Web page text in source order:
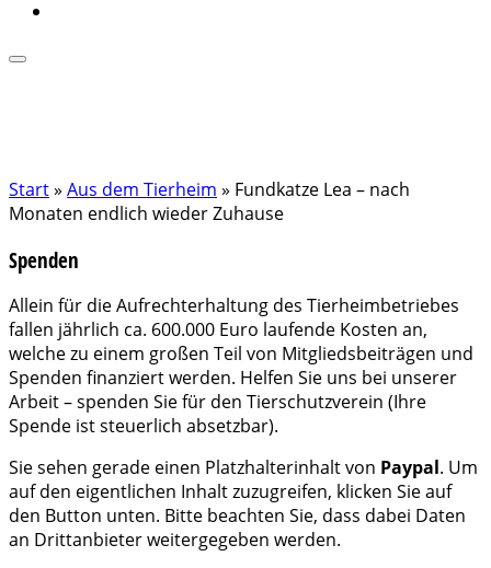
Start» Aus dem Tierheim » Fundkatze Lea – nach
Monaten endlich wieder Zuhause
Spenden
Allein für die Aufrechterhaltung des Tierheimbetriebes
fallen jährlich ca. 600.000 Euro laufende Kosten an,
welche zu einem großen Teil von Mitgliedsbeiträgen und
Spenden finanziert werden. Helfen Sie uns bei unserer
Arbeit – spenden Sie für den Tierschutzverein (Ihre
Spende ist steuerlich absetzbar).
Sie sehen gerade einen Platzhalterinhalt von Paypal. Um
auf den eigentlichen Inhalt zuzugreifen, klicken Sie auf
den Button unten. Bitte beachten Sie, dass dabei Daten
an Drittanbieter weitergegeben werden.